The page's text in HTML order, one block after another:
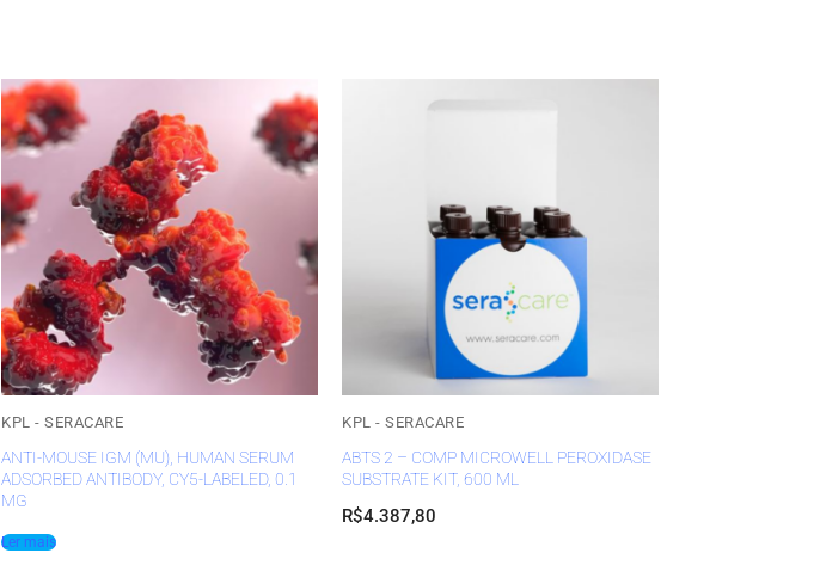
KPL - SERACARE
ANTI-MOUSE IGM (MU), HUMAN SERUM
ADSORBED ANTIBODY, CY5-LABELED, 0.1
MG
Ler mais
KPL - SERACARE
ABTS 2 – COMP MICROWELL PEROXIDASE
SUBSTRATE KIT, 600 ML
R$4.387,80